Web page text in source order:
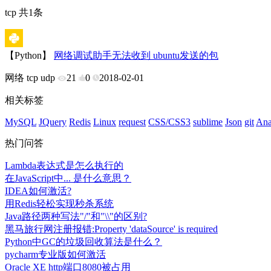
tcp 共1条
【Python】 网络调试助手无法收到 ubuntu发送的包
网络 tcp udp 21 0 2018-02-01
相关标签
MySQL JQuery Redis Linux request CSS/CSS3 sublime Json git
热门问答
Lambda表达式是怎么执行的
在JavaScript中... 是什么意思？
IDEA如何激活?
用Redis轻松实现秒杀系统
Java路径两种写法"/"和"\\"的区别?
黑马旅行网注册报错:Property 'dataSource' is required
Python中GC的垃圾回收算法是什么？
pycharm专业版如何激活
Oracle XE http端口8080被占用